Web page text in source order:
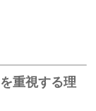
重視する理